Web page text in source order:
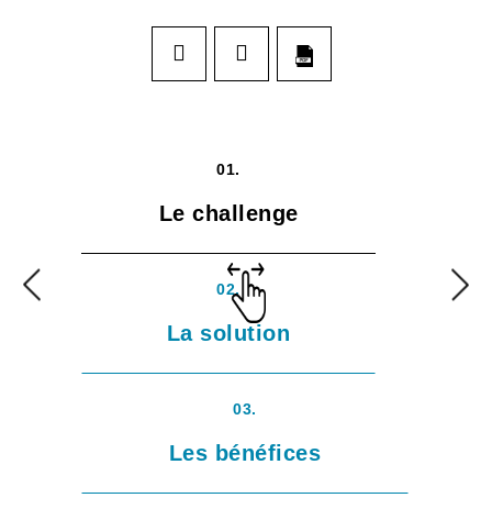
01.
Le challenge
02.
La solution
03.
Les bénéfices